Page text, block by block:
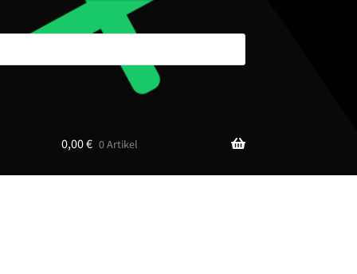
0,00€ 0 Artikel